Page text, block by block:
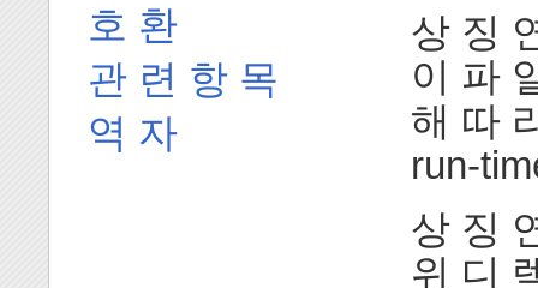
상 징
이 파
해 따
run-
상 징
위 디
호 환
관 련 항 목
역 자